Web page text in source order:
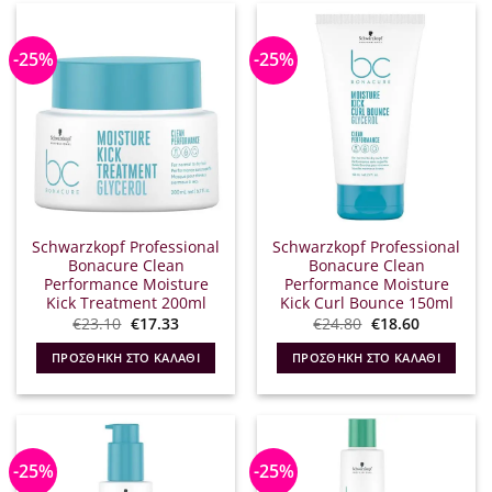
-25%
Schwarzkopf Professional
Bonacure Clean
Performance Moisture
Kick Treatment 200ml
€23.10 Original
price
was:
€23.10.
€17.33Η
τιμή
είναι:
€17.33.
ΠΡΟΣΘΉΚΗ ΣΤΟ ΚΑΛΆΘΙ
-25%
Schwarzkopf Professional
Bonacure Clean
Performance Moisture
Kick Curl Bounce 150ml
€24.80 Original
price
was:
€24.80.
€18.60Η
τιμή
είναι:
€18.60.
ΠΡΟΣΘΉΚΗ ΣΤΟ ΚΑΛΆΘΙ
-25% -25%